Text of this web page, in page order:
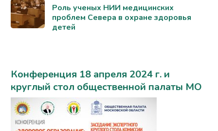
Роль ученых НИИ медицинских
проблем Севера в охране здоровья
детей
Конференция 18 апреля 2024 г. и
круглый стол общественной палаты МО